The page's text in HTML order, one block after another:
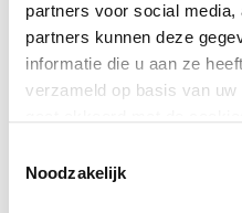
partners voor social
partners kunnen deze
informatie die u aan ze
verzameld op basis van
Noodzakelijk